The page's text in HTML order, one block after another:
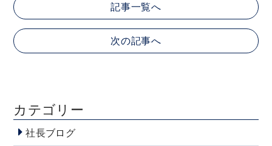
記事一覧へ
次の記事へ
カテゴリー
社長ブログ